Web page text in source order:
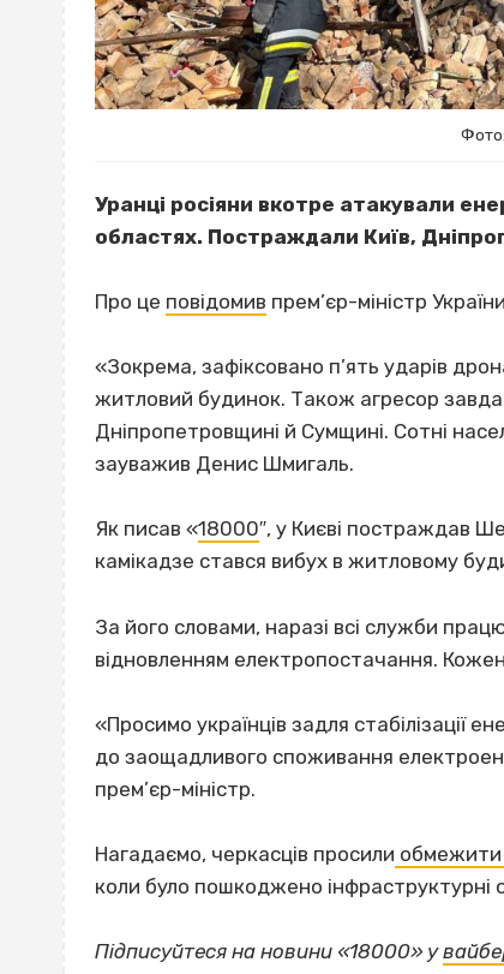
Уранці росіяни вкотре атакували
областях. Постраждали Київ,
Про це повідомив прем’єр-міністр
«Зокрема, зафіксовано п’ять ударів
житловий будинок. Також агресор
Дніпропетровщині й Сумщині. Сотні
зауважив Денис Шмигаль.
Як писав «18000″, у Києві постраждав
камікадзе стався вибух в житловому
За його словами, наразі всі служби
відновленням електропостачання.
«Просимо українців задля стабілізації
до заощадливого споживання
прем’єр-міністр.
Нагадаємо, черкасців просили обмежити
коли було пошкоджено інфраструктурні
Підписуйтеся на новини «18000» у